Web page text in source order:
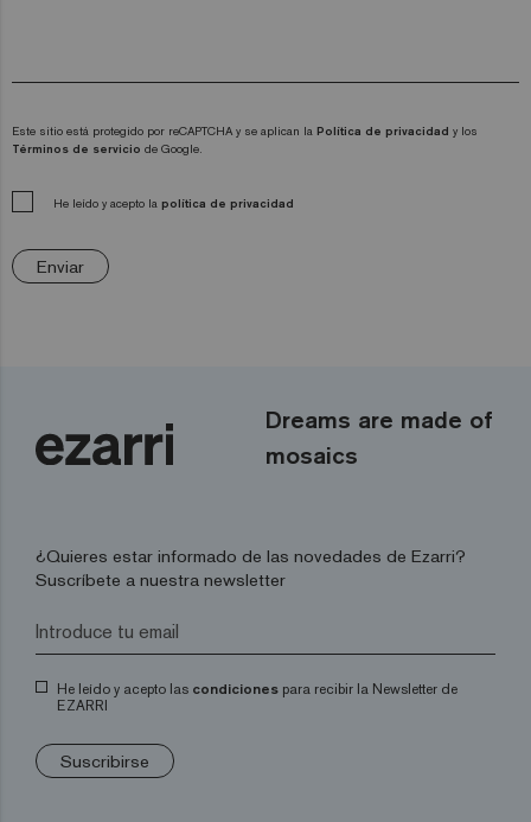
Este sitio está protegido por reCAPTCHA y se aplican la Política de privacidad y los
Términos de servicio de Google.
He leído y acepto la política de privacidad
Enviar
Dreams are made of
mosaics
¿Quieres estar informado de las novedades de Ezarri?
Suscríbete a nuestra newsletter
He leído y acepto las condiciones para recibir la Newsletter de
EZARRI
Suscribirse